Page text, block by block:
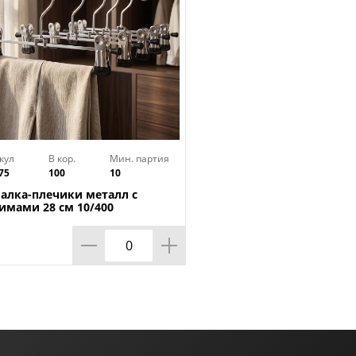
В кор.
100
Мин. партия
10
плечики металл с
28 см 10/400